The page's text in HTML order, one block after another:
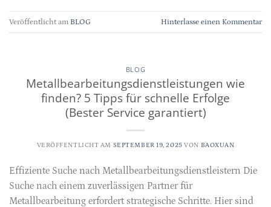
Veröffentlicht am BLOG Hinterlasse einen Kommentar
BLOG
Metallbearbeitungsdienstleistungen wie
finden? 5 Tipps für schnelle Erfolge
(Bester Service garantiert)
VERÖFFENTLICHT AM SEPTEMBER 19, 2025 VON BAOXUAN
Effiziente Suche nach Metallbearbeitungsdienstleistern Die
Suche nach einem zuverlässigen Partner für
Metallbearbeitung erfordert strategische Schritte. Hier sind